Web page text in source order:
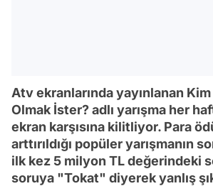
Atv ekranlarında yayınlanan
Olmak İster? adlı yarışma her
ekran karşısına kilitliyor. Para
arttırıldığı popüler yarışmanın
ilk kez 5 milyon TL değerindeki
soruya "Tokat" diyerek yanlış